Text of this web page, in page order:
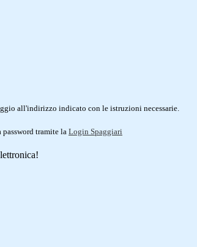
all'indirizzo indicato con le istruzioni necessarie.
tramite la Login Spaggiari